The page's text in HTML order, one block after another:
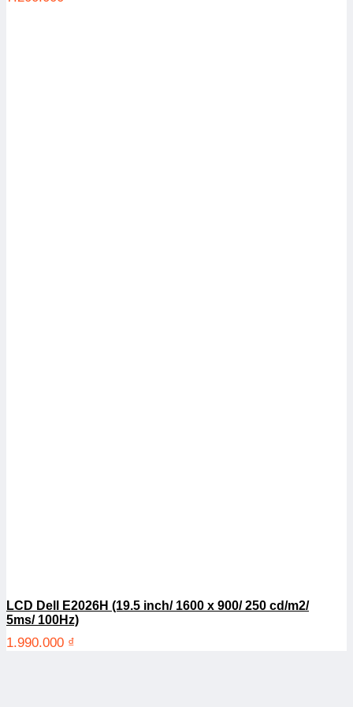
LCD Dell E2026H (19.5 inch/ 1600 x 900/ 250 cd/m2/
5ms/ 100Hz)
1.990.000 ₫